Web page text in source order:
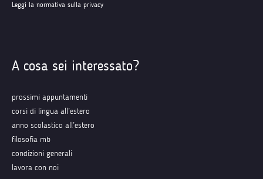
Leggi la normativa sulla privacy
A cosa sei interessato?
prossimi appuntamenti
corsi di lingua all’estero
anno scolastico all’estero
filosofia mb
condizioni generali
lavora con noi